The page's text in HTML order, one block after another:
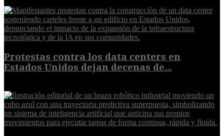
Protestas contra los data centers en
Estados Unidos dejan decenas de...